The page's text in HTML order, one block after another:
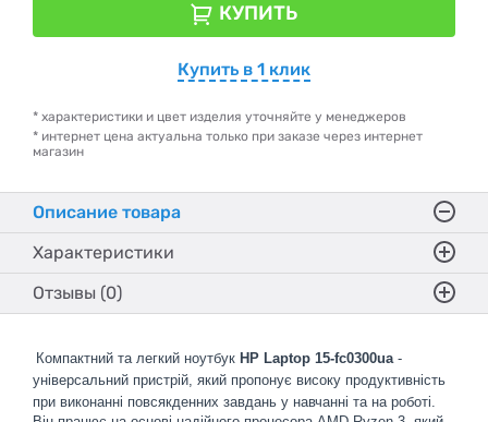
КУПИТЬ
Купить в 1 клик
* характеристики и цвет изделия уточняйте у менеджеров
* интернет цена актуальна только при заказе через интернет
магазин
Описание товара
Характеристики
Отзывы (0)
Компактний та легкий ноутбук HP Laptop 15-fc0300ua -
універсальний пристрій, який пропонує високу продуктивність
при виконанні повсякденних завдань у навчанні та на роботі.